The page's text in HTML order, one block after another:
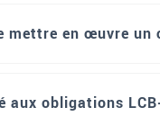
mettre en œuvre un
aux obligations